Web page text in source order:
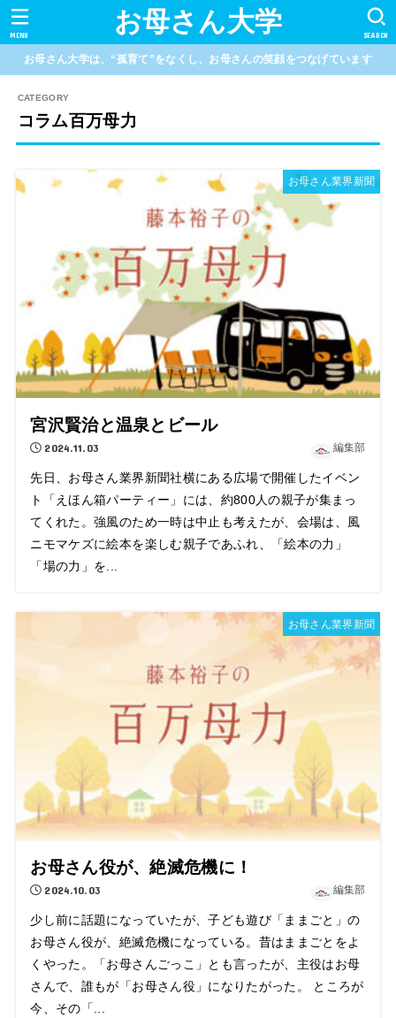
お母さん大学 SEARCH
MENU
お母さん大学は、“孤育て”をなくし、お母さんの笑顔をつなげています
コラム百万母力
お母さん業界新聞
宮沢賢治と温泉とビール
2024.11.03 編集部
先日、お母さん業界新聞社横にある広場で開催したイベン
ト「えほん箱パーティー」には、約800人の親子が集まっ
てくれた。強風のため一時は中止も考えたが、会場は、風
ニモマケズに絵本を楽しむ親子であふれ、「絵本の力」
「場の力」を...
お母さん業界新聞
お母さん役が、絶滅危機に！
2024.10.03 編集部
少し前に話題になっていたが、子ども遊び「ままごと」の
お母さん役が、絶滅危機になっている。昔はままごとをよ
くやった。「お母さんごっこ」とも言ったが、主役はお母
さんで、誰もが「お母さん役」になりたがった。 ところが
今、その「...